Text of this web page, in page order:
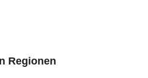
Regionen